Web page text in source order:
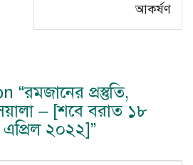
আকর্ষণ
“রমজানের প্রস্তুতি,
– [শবে বরাত ১৮
এপ্রিল ২০২২]”